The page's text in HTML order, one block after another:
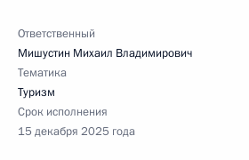
Ответственный
Мишустин Михаил Владимирович
Тематика
Туризм
Срок исполнения
15 декабря 2025 года